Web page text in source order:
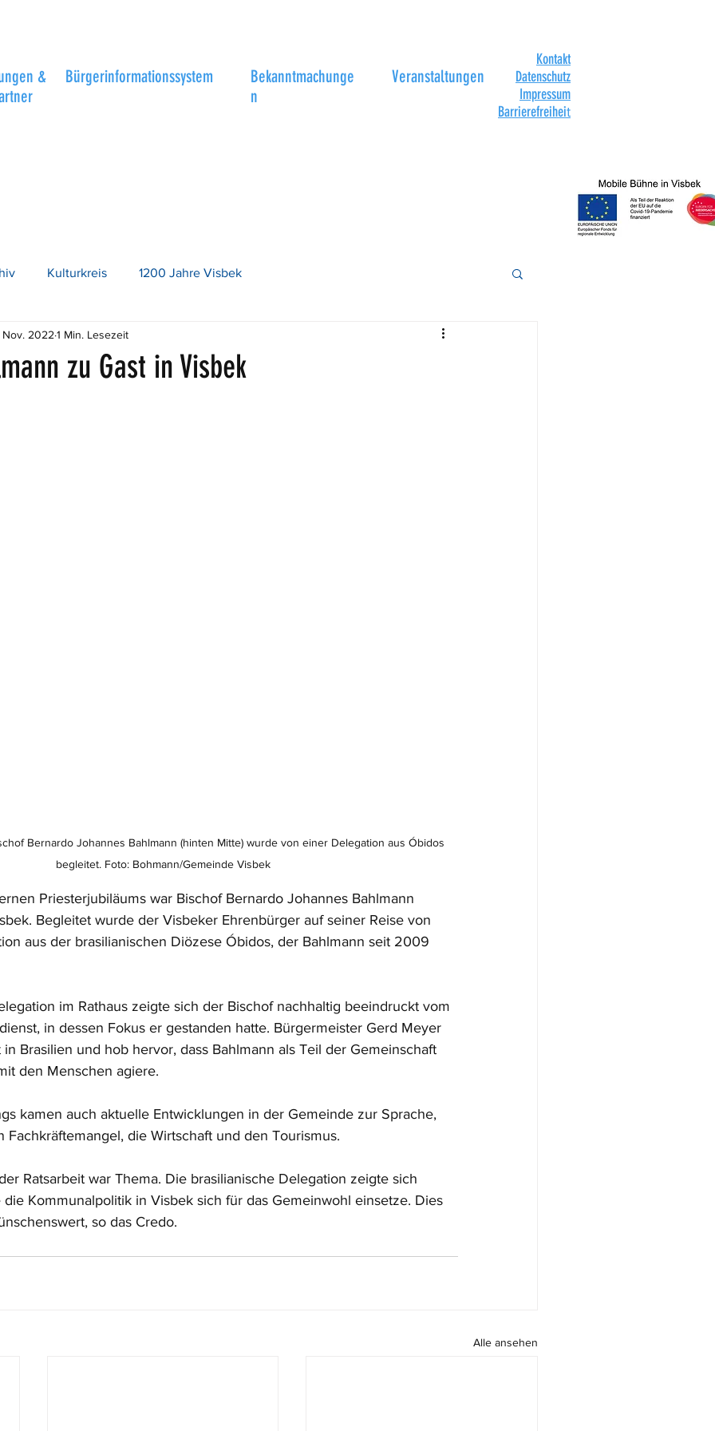
&
Bürgerinformationssystem
Bekanntmachunge
n
Kontakt
Datenschutz
Impressum
Barrierefreiheit
Veranstaltungen
Kulturkreis 1200 Jahre Visbek
zu Gast in Visbek
Nov. 2022 1 Min. Lesezeit
Bernardo Johannes Bahlmann (hinten Mitte) wurde von einer Delegation aus Óbidos
begleitet. Foto: Bohmann/Gemeinde Visbek
Priesterjubiläums war Bischof Bernardo Johannes Bahlmann
Begleitet wurde der Visbeker Ehrenbürger auf seiner Reise von
aus der brasilianischen Diözese Óbidos, der Bahlmann seit 2009
im Rathaus zeigte sich der Bischof nachhaltig beeindruckt vom
in dessen Fokus er gestanden hatte. Bürgermeister Gerd Meyer
Brasilien und hob hervor, dass Bahlmann als Teil der Gemeinschaft
den Menschen agiere.
kamen auch aktuelle Entwicklungen in der Gemeinde zur Sprache,
Fachkräftemangel, die Wirtschaft und den Tourismus.
Ratsarbeit war Thema. Die brasilianische Delegation zeigte sich
Kommunalpolitik in Visbek sich für das Gemeinwohl einsetze. Dies
so das Credo.
Alle ansehen